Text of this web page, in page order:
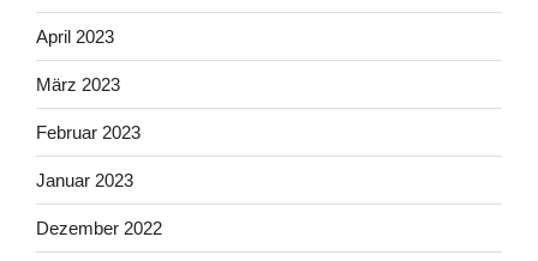
April 2023
März 2023
Februar 2023
Januar 2023
Dezember 2022